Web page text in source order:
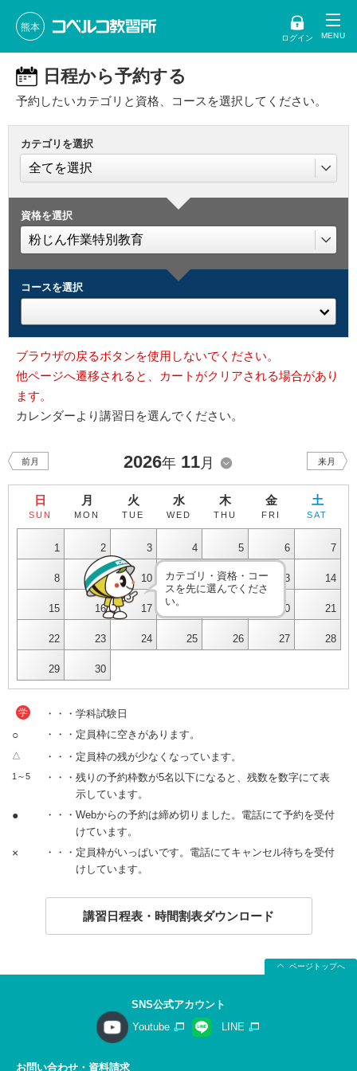
熊本
ログイン
日程から予約する
予約したいカテゴリと資格、コースを選択してください。
カテゴリを選択
資格を選択
コースを選択
ブラウザの戻るボタンを使用しないでください。
他ページへ遷移されると、カートがクリアされる場合があり
ます。
カレンダーより講習日を選んでください。
前月 2026年 11月 来月
日
SUN
月
MON
火
TUE
水
WED
木
THU
金
FRI
土
SAT
1 2 3 4 5 6 7
8 9 10 11 12 13 14
15 16 17 20 21
22 23 24 25 26 27 28
29 30
カテゴリ・資格・コー
スを先に選んでくださ
い。
学 ・・・学科試験日
○ ・・・定員枠に空きがあります。
△ ・・・定員枠の残が少なくなっています。
1～5
・・・残りの予約枠数が5名以下になると、残数を数字にて表
示しています。
●
・・・Webからの予約は締め切りました。電話にて予約を受付
けています。
×
・・・定員枠がいっぱいです。電話にてキャンセル待ちを受付
けしています。
講習日程表・時間割表ダウンロード
ページトップへ
SNS公式アカウント
Youtube
LINE
お問い合わせ・資料請求